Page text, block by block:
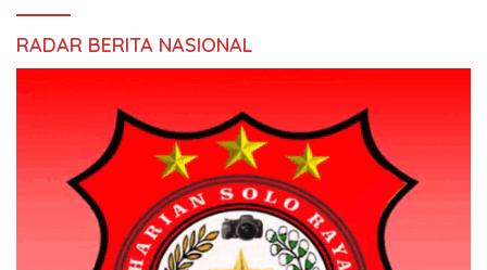
RADAR BERITA NASIONAL